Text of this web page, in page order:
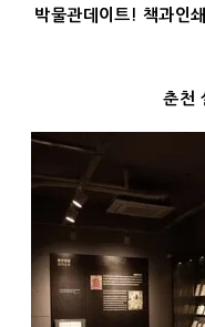
박물관데이트! 책과인
춘천